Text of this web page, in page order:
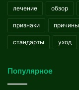
лечение обзор
признаки причины
стандарты уход
Популярное